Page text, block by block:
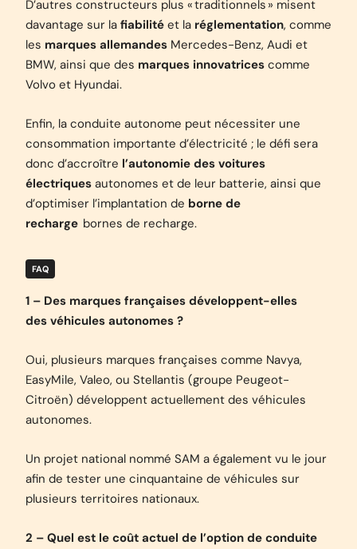
D’autres constructeurs plus « traditionnels » misent
davantage sur la fiabilité et la réglementation, comme
les marques allemandes Mercedes-Benz, Audi et
BMW, ainsi que des marques innovatrices comme
Volvo et Hyundai.
Enfin, la conduite autonome peut nécessiter une
consommation importante d’électricité ; le défi sera
donc d’accroître l’autonomie des voitures
électriques autonomes et de leur batterie, ainsi que
d’optimiser l’implantation de borne de
recharge bornes de recharge.
FAQ
1 – Des marques françaises développent-elles
des véhicules autonomes ?
Oui, plusieurs marques françaises comme Navya,
EasyMile, Valeo, ou Stellantis (groupe Peugeot-
Citroën) développent actuellement des véhicules
autonomes.
Un projet national nommé SAM a également vu le jour
afin de tester une cinquantaine de véhicules sur
plusieurs territoires nationaux.
2 – Quel est le coût actuel de l’option de conduite